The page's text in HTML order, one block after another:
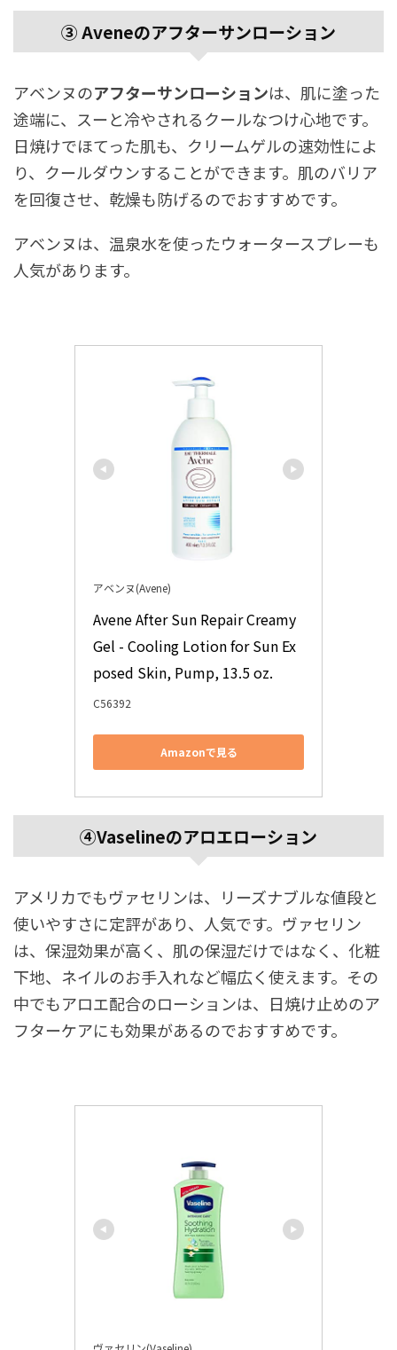
③Aveneのアフターサンローション
アベンヌのアフターサンローションは、肌に塗った
途端に、スーと冷やされるクールなつけ心地です。
日焼けでほてった肌も、クリームゲルの速効性によ
り、クールダウンすることができます。肌のバリア
を回復させ、乾燥も防げるのでおすすめです。
アベンヌは、温泉水を使ったウォータースプレーも
人気があります。
アベンヌ(Avene)
Avene After Sun Repair Creamy
Gel - Cooling Lotion for Sun Ex
posed Skin, Pump, 13.5 oz.
C56392
Amazonで見る
④Vaselineのアロエローション
アメリカでもヴァセリンは、リーズナブルな値段と
使いやすさに定評があり、人気です。ヴァセリン
は、保湿効果が高く、肌の保湿だけではなく、化粧
下地、ネイルのお手入れなど幅広く使えます。その
中でもアロエ配合のローションは、日焼け止めのア
フターケアにも効果があるのでおすすめです。